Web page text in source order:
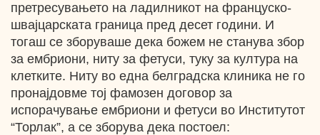
претресувањето на ладилникот на француско-
швајцарската граница пред десет години. И
тогаш се зборуваше дека божем не станува збор
за ембриони, ниту за фетуси, туку за култура на
клетките. Ниту во една белградска клиника не го
пронајдовме тој фамозен договор за
испорачување ембриони и фетуси во Институтот
“Торлак”, а се зборува дека постоел: